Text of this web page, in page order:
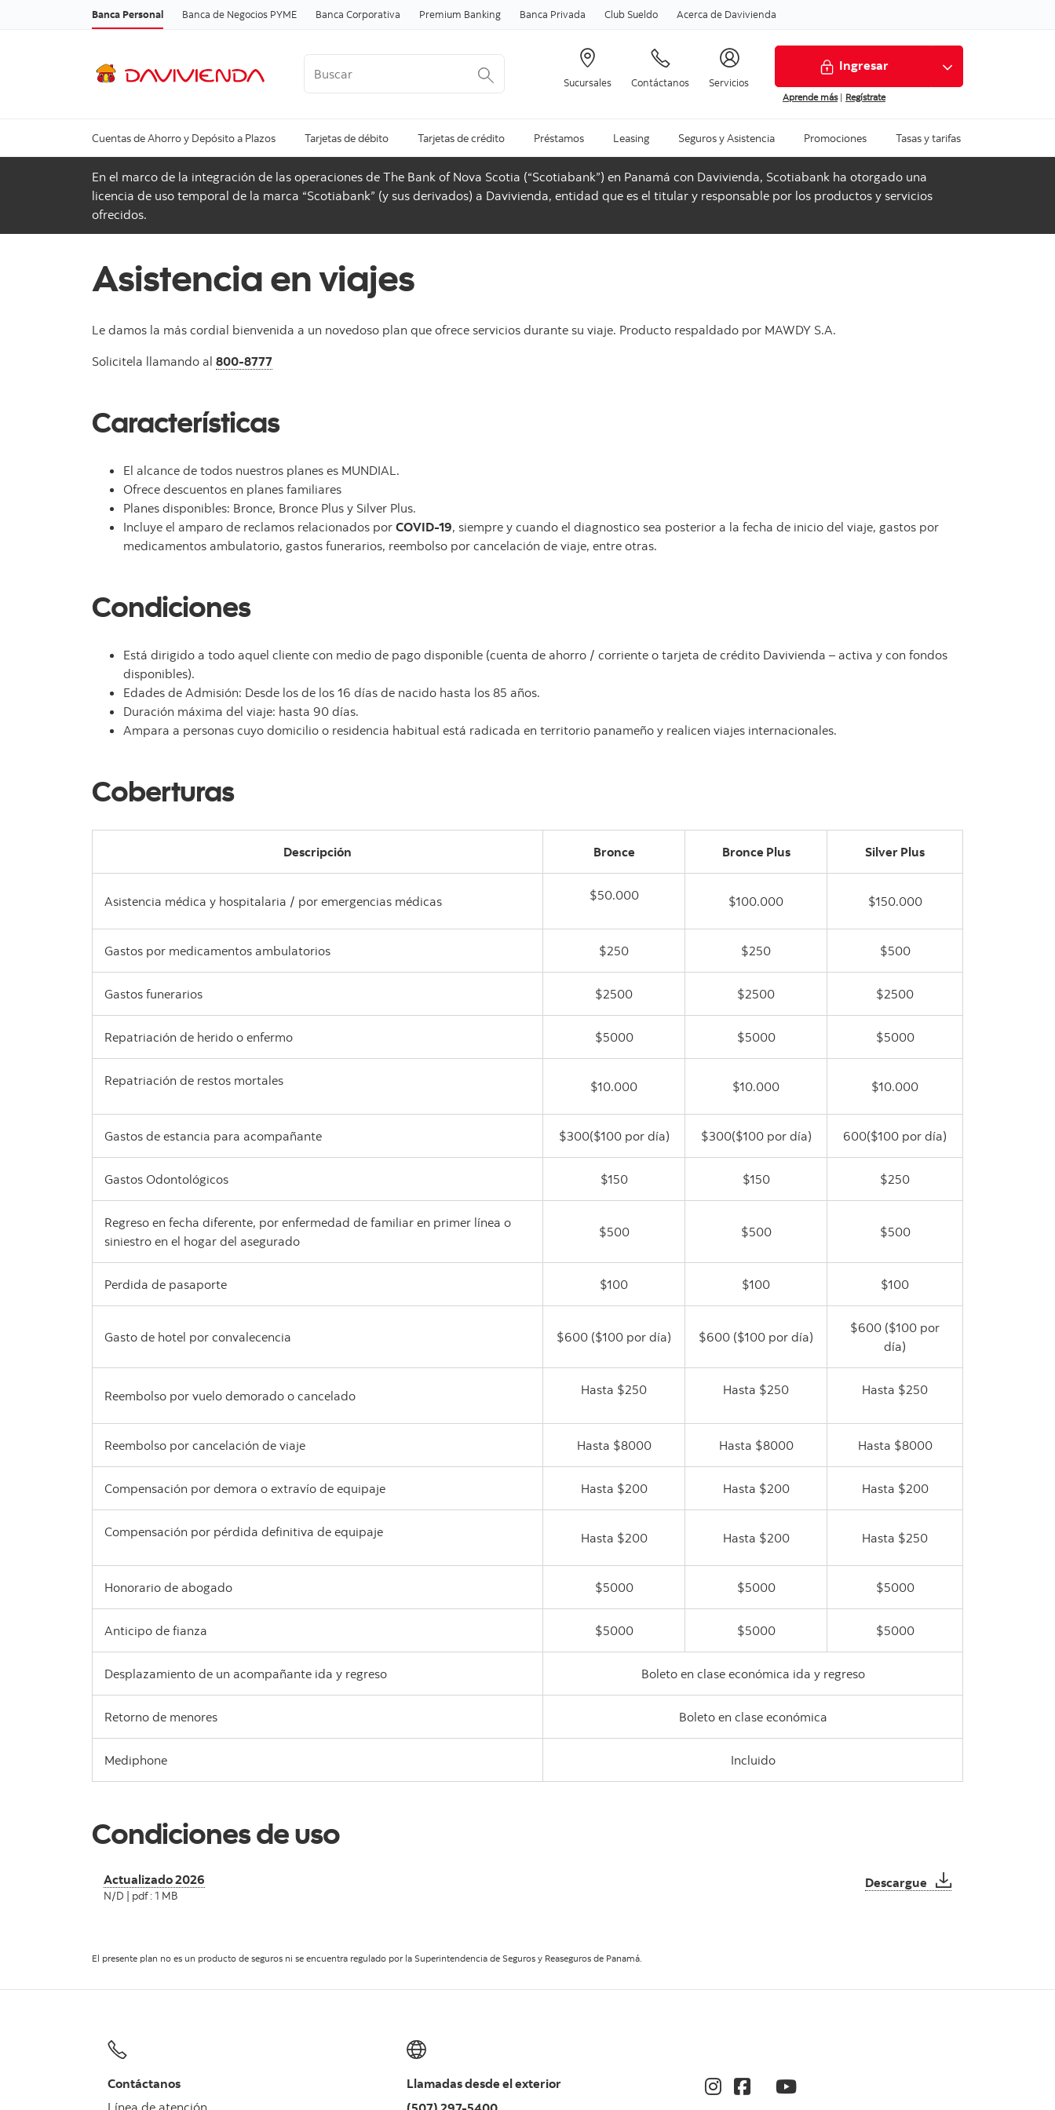
Skip to content
Banca Personal Banca de Negocios PYME Banca Corporativa Premium Banking Banca Privada Club Sueldo Acerca de Davivienda
Sucursales Contáctanos Servicios
Ingresar
Aprende más| Regístrate
Cuentas de Ahorro y Depósito a Plazos Tarjetas de débito Tarjetas de crédito Préstamos Leasing Seguros y Asistencia Promociones Tasas y tarifas
En el marco de la integración de las operaciones de The Bank of Nova Scotia (“Scotiabank”) en Panamá con Davivienda, Scotiabank ha otorgado una
licencia de uso temporal de la marca “Scotiabank” (y sus derivados) a Davivienda, entidad que es el titular y responsable por los productos y servicios
ofrecidos.
Asistencia en viajes
Le damos la más cordial bienvenida a un novedoso plan que ofrece servicios durante su viaje. Producto respaldado por MAWDY S.A.
Solicitela llamando al 800-8777
Características
El alcance de todos nuestros planes es MUNDIAL.
Ofrece descuentos en planes familiares
Planes disponibles: Bronce, Bronce Plus y Silver Plus.
Incluye el amparo de reclamos relacionados por COVID-19, siempre y cuando el diagnostico sea posterior a la fecha de inicio del viaje, gastos por
medicamentos ambulatorio, gastos funerarios, reembolso por cancelación de viaje, entre otras.
Condiciones
Está dirigido a todo aquel cliente con medio de pago disponible (cuenta de ahorro / corriente o tarjeta de crédito Davivienda – activa y con fondos
disponibles).
Edades de Admisión: Desde los de los 16 días de nacido hasta los 85 años.
Duración máxima del viaje: hasta 90 días.
Ampara a personas cuyo domicilio o residencia habitual está radicada en territorio panameño y realicen viajes internacionales.
Coberturas
Descripción Bronce Bronce Plus Silver Plus
Asistencia médica y hospitalaria / por emergencias médicas $50.000 $100.000 $150.000
Gastos por medicamentos ambulatorios $250 $250 $500
Gastos funerarios $2500 $2500 $2500
Repatriación de herido o enfermo $5000 $5000 $5000
Repatriación de restos mortales $10.000 $10.000 $10.000
Gastos de estancia para acompañante $300($100 por día) $300($100 por día) 600($100 por día)
Gastos Odontológicos $150 $150 $250
Regreso en fecha diferente, por enfermedad de familiar en primer línea o
siniestro en el hogar del asegurado
$500 $500 $500
Perdida de pasaporte $100 $100 $100
Gasto de hotel por convalecencia $600 ($100 por día) $600 ($100 por día)
$600 ($100 por
día)
Reembolso por vuelo demorado o cancelado Hasta $250 Hasta $250 Hasta $250
Reembolso por cancelación de viaje Hasta $8000 Hasta $8000 Hasta $8000
Compensación por demora o extravío de equipaje Hasta $200 Hasta $200 Hasta $200
Compensación por pérdida definitiva de equipaje Hasta $200 Hasta $200 Hasta $250
Honorario de abogado $5000 $5000 $5000
Anticipo de fianza $5000 $5000 $5000
Desplazamiento de un acompañante ida y regreso Boleto en clase económica ida y regreso
Retorno de menores Boleto en clase económica
Mediphone Incluido
Condiciones de uso
Actualizado 2026
N/D | pdf : 1 MB
Descargue Actualizado 2026
El presente plan no es un producto de seguros ni se encuentra regulado por la Superintendencia de Seguros y Reaseguros de Panamá.
Contáctanos
Línea de atención
Llamadas desde el exterior